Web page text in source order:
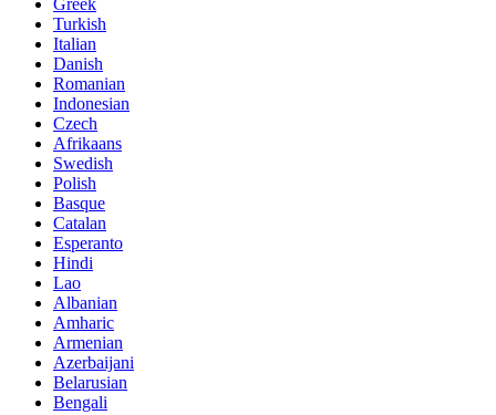
Turkish
Italian
Danish
Romanian
Indonesian
Czech
Afrikaans
Swedish
Polish
Basque
Catalan
Esperanto
Hindi
Lao
Albanian
Amharic
Armenian
Azerbaijani
Belarusian
Bengali